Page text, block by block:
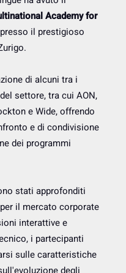
Academy for
il prestigioso
di alcuni tra i
settore, tra cui AON,
e Wide, offrendo
e di condivisione
dei programmi
stati approfonditi
il mercato corporate
interattive e
i partecipanti
sulle caratteristiche